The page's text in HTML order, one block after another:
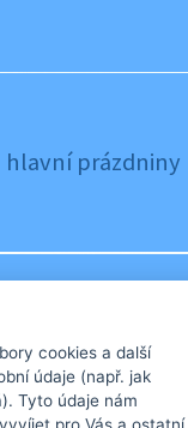
hlavní prázdniny
hlavní prázdniny
cookies a další
údaje (např. jak
Tyto údaje nám